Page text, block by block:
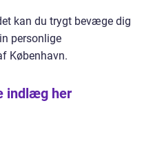
kan du trygt bevæge dig
personlige
København.
indlæg her